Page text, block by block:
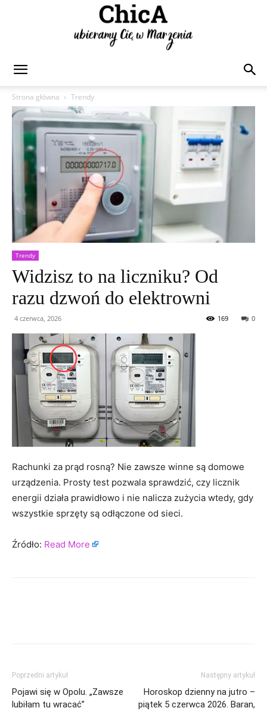
Strona główna
Trendy
Trendy
Widzisz to na liczniku? Od
razu dzwoń do elektrowni
4 czerwca, 2026 0
169
Rachunki za prąd rosną? Nie zawsze winne są domowe
urządzenia. Prosty test pozwala sprawdzić, czy licznik
energii działa prawidłowo i nie nalicza zużycia wtedy, gdy
wszystkie sprzęty są odłączone od sieci.
Źródło: Read More
Poprzedni artykuł
Pojawi się w Opolu. „Zawsze
lubiłam tu wracać”
Następny artykuł
Horoskop dzienny na jutro –
piątek 5 czerwca 2026. Baran,